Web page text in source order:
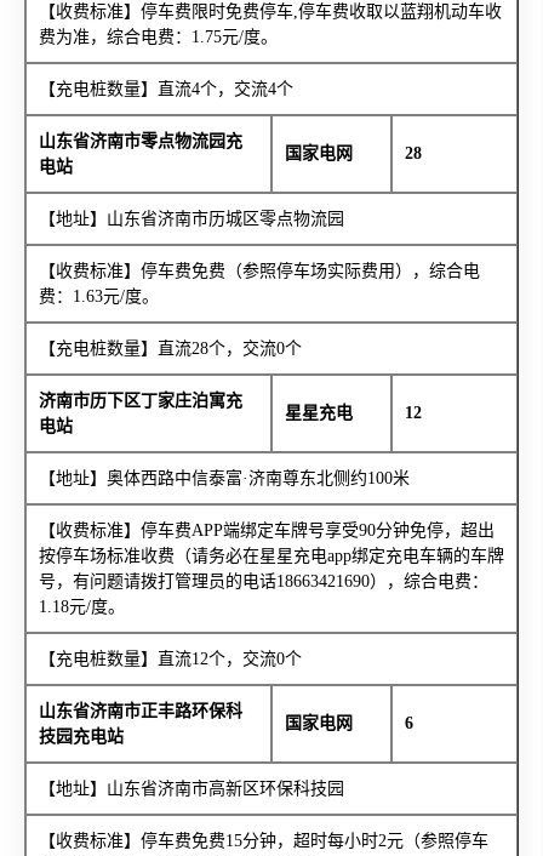
【收费标准】停车费限时免费停车,停车费收取以蓝翔机动车收
费为准，综合电费：1.75元/度。
【充电桩数量】直流4个，交流4个
山东省济南市零点物流园充
电站
国家电网 28
【地址】山东省济南市历城区零点物流园
【收费标准】停车费免费（参照停车场实际费用），综合电
费：1.63元/度。
【充电桩数量】直流28个，交流0个
济南市历下区丁家庄泊寓充
电站
星星充电 12
【地址】奥体西路中信泰富·济南尊东北侧约100米
【收费标准】停车费APP端绑定车牌号享受90分钟免停，超出
按停车场标准收费（请务必在星星充电app绑定充电车辆的车牌
号，有问题请拨打管理员的电话18663421690），综合电费：
1.18元/度。
【充电桩数量】直流12个，交流0个
山东省济南市正丰路环保科
技园充电站
国家电网 6
【地址】山东省济南市高新区环保科技园
【收费标准】停车费免费15分钟，超时每小时2元（参照停车